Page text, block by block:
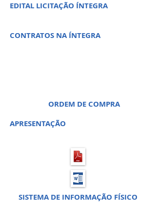
EDITAL LICITAÇÃO ÍNTEGRA
CONTRATOS NA ÍNTEGRA
ORDEM DE COMPRA
APRESENTAÇÃO
SISTEMA DE INFORMAÇÃO FÍSICO